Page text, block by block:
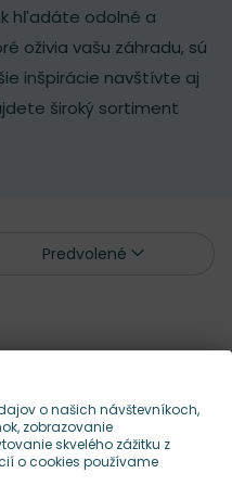
hľadáte odolné a
oživia vašu záhradu, sú
inšpirácie navštívte aj
široký sortiment
Predvolené
o našich návštevníkoch,
zobrazovanie
skvelého zážitku z
o cookies používame